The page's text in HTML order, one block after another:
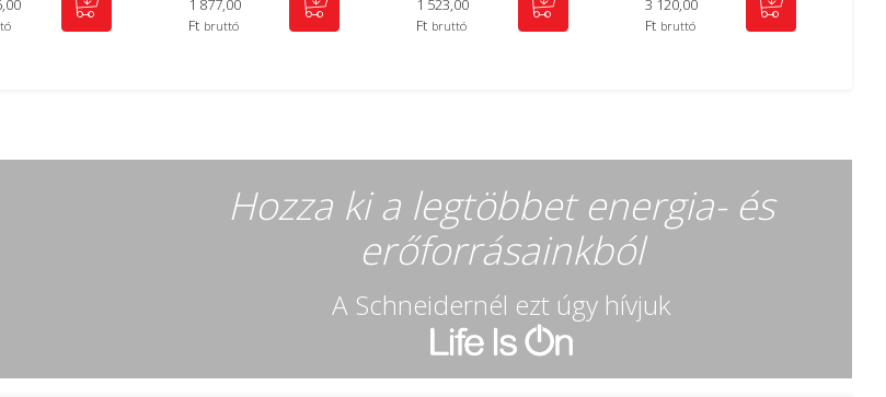
1 877,00
Ft bruttó
1 523,00
Ft bruttó
3 120,00
Ft bruttó
Hozza ki a legtöbbet energia- és
erőforrásainkból
A Schneidernél ezt úgy hívjuk